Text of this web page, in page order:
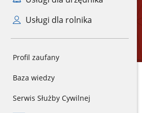
Usługi dla rolnika
Profil zaufany
Baza wiedzy
Serwis Służby Cywilnej